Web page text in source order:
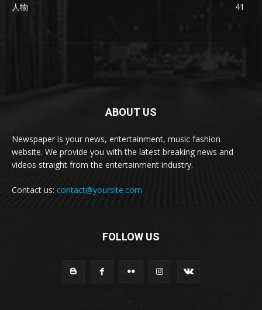
人物
41
ABOUT US
Newspaper is your news, entertainment, music fashion
website. We provide you with the latest breaking news and
videos straight from the entertainment industry.
Contact us: contact@yoursite.com
FOLLOW US